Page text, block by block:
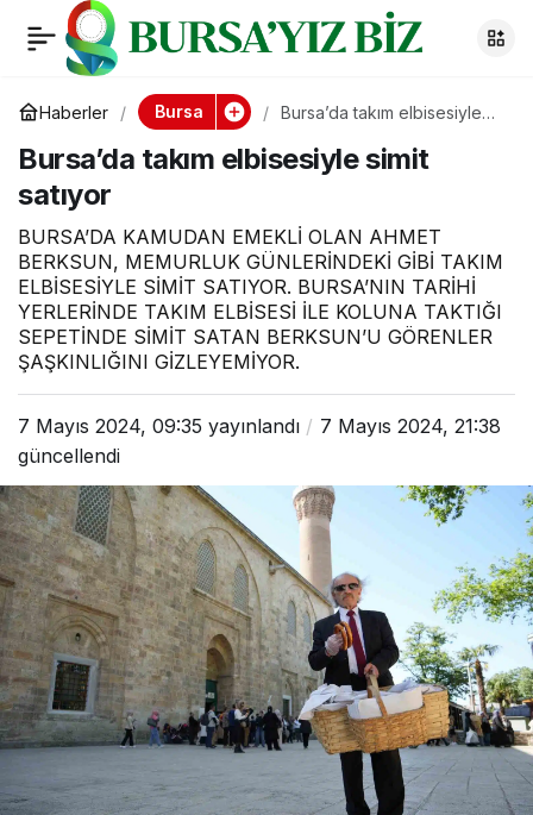
Haberler Bursa
Bursa’da takım elbisesiyle
Bursa’da takım elbisesiyle simit
satıyor
BURSA’DA KAMUDAN EMEKLİ OLAN AHMET
BERKSUN, MEMURLUK GÜNLERİNDEKİ GİBİ TAKIM
ELBİSESİYLE SİMİT SATIYOR. BURSA’NIN TARİHİ
YERLERİNDE TAKIM ELBİSESİ İLE KOLUNA TAKTIĞI
SEPETİNDE SİMİT SATAN BERKSUN’U GÖRENLER
ŞAŞKINLIĞINI GİZLEYEMİYOR.
7 Mayıs 2024, 09:35 yayınlandı
7 Mayıs 2024, 21:38
güncellendi
Bursa’da takım
elbisesiyle simit
satıyor